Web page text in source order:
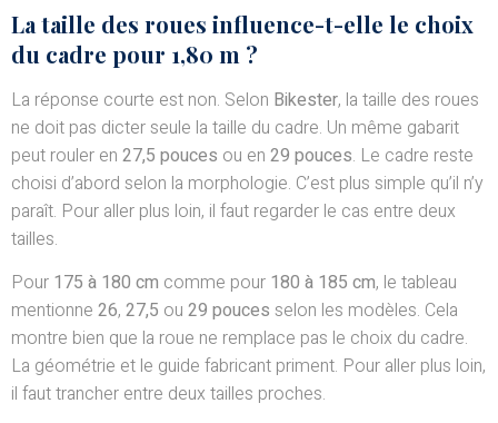
La taille des roues influence-t-elle le choix
du cadre pour 1,80 m ?
La réponse courte est non. Selon Bikester, la taille des roues
ne doit pas dicter seule la taille du cadre. Un même gabarit
peut rouler en 27,5 pouces ou en 29 pouces. Le cadre reste
choisi d’abord selon la morphologie. C’est plus simple qu’il n’y
paraît. Pour aller plus loin, il faut regarder le cas entre deux
tailles.
Pour 175 à 180 cm comme pour 180 à 185 cm, le tableau
mentionne 26, 27,5 ou 29 pouces selon les modèles. Cela
montre bien que la roue ne remplace pas le choix du cadre.
La géométrie et le guide fabricant priment. Pour aller plus loin,
il faut trancher entre deux tailles proches.